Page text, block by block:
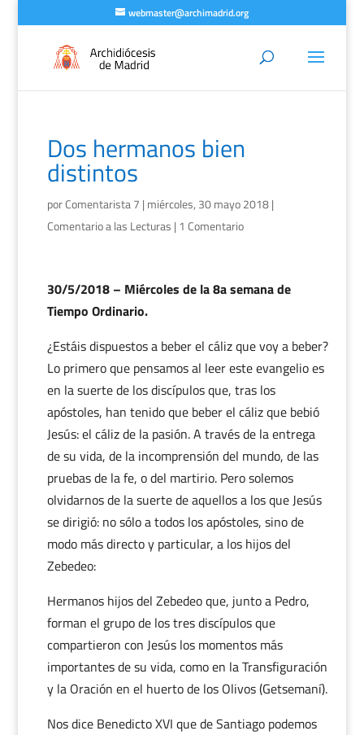
webmaster@archimadrid.org
Dos hermanos bien
distintos
porComentarista 7 | miércoles, 30 mayo 2018|
Comentario a las Lecturas | 1 Comentario
30/5/2018 – Miércoles de la 8a semana de
Tiempo Ordinario.
¿Estáis dispuestos a beber el cáliz que voy a beber?
Lo primero que pensamos al leer este evangelio es
en la suerte de los discípulos que, tras los
apóstoles, han tenido que beber el cáliz que bebió
Jesús: el cáliz de la pasión. A través de la entrega
de su vida, de la incomprensión del mundo, de las
pruebas de la fe, o del martirio. Pero solemos
olvidarnos de la suerte de aquellos a los que Jesús
se dirigió: no sólo a todos los apóstoles, sino de
modo más directo y particular, a los hijos del
Zebedeo:
Hermanos hijos del Zebedeo que, junto a Pedro,
forman el grupo de los tres discípulos que
compartieron con Jesús los momentos más
importantes de su vida, como en la Transfiguración
y la Oración en el huerto de los Olivos (Getsemaní).
Nos dice Benedicto XVI que de Santiago podemos